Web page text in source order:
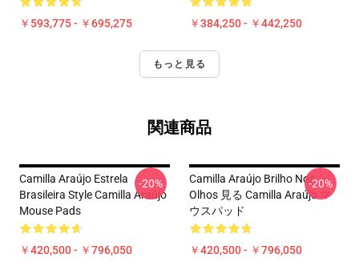
￥593,775 - ￥695,275 ￥384,250 - ￥442,250
もっと見る
関連商品
Camilla Araújo Estrela
Brasileira Style Camilla Araújo
Mouse Pads
￥420,500 - ￥796,050
-20%
Camilla Araújo Brilho Nos
Olhos 見る Camilla Araújo マ
ウスパッド
￥420,500 - ￥796,050
-20%